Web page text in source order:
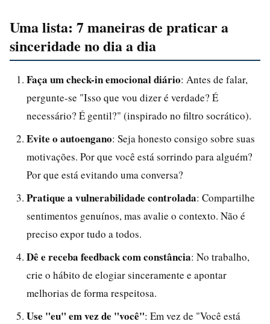
Uma lista: 7 maneiras de praticar a
sinceridade no dia a dia
Faça um check-in emocional diário: Antes de falar,
pergunte-se "Isso que vou dizer é verdade? É
necessário? É gentil?" (inspirado no filtro socrático).
Evite o autoengano: Seja honesto consigo sobre suas
motivações. Por que você está sorrindo para alguém?
Por que está evitando uma conversa?
Pratique a vulnerabilidade controlada: Compartilhe
sentimentos genuínos, mas avalie o contexto. Não é
preciso expor tudo a todos.
Dê e receba feedback com constância: No trabalho,
crie o hábito de elogiar sinceramente e apontar
melhorias de forma respeitosa.
Use "eu" em vez de "você": Em vez de "Você está